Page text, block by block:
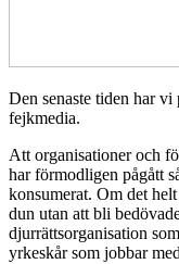
Den senaste tiden har
fejkmedia.
Att organisationer och
har förmodligen pågått
konsumerat. Om det
dun utan att bli
djurrättsorganisation
yrkeskår som jobbar